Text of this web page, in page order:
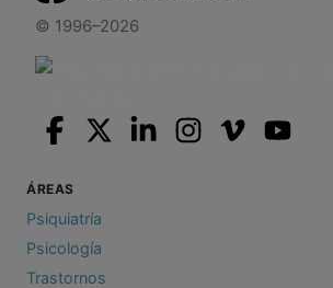
© 1996–2026
ÁREAS
Psiquiatría
Psicología
Trastornos